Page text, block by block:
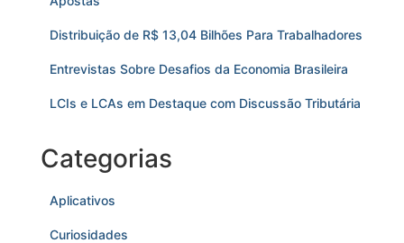
Distribuição de R$ 13,04 Bilhões Para Trabalhadores
Entrevistas Sobre Desafios da Economia Brasileira
LCIs e LCAs em Destaque com Discussão Tributária
Categorias
Aplicativos
Curiosidades